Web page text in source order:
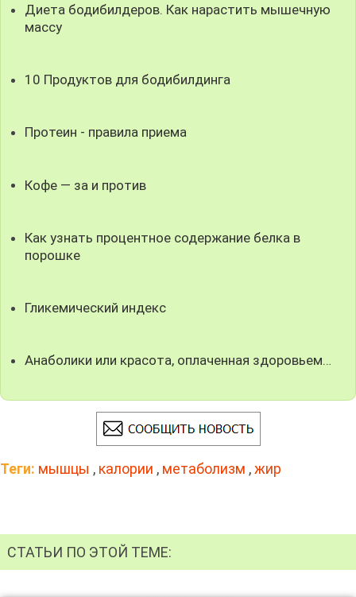
Диета бодибилдеров. Как нарастить мышечную
массу
10 Продуктов для бодибилдинга
Протеин - правила приема
Кофе — за и против
Как узнать процентное содержание белка в
порошке
Гликемический индекс
Анаболики или красота, оплаченная здоровьем…
Теги: мышцы , калории , метаболизм ,жир
СТАТЬИ ПО ЭТОЙ ТЕМЕ: